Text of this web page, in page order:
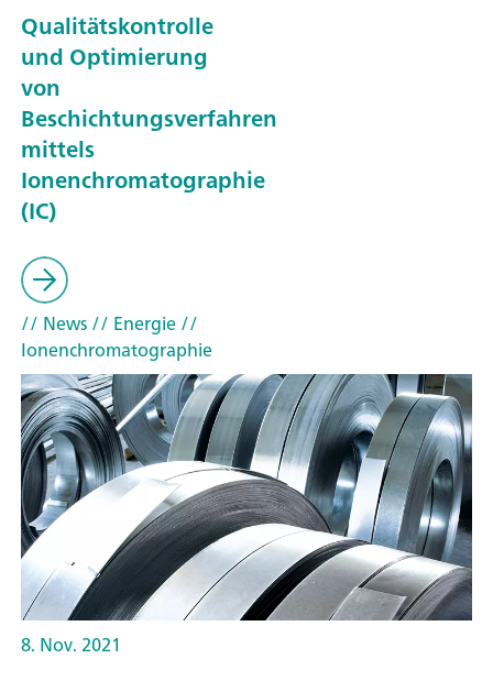
Qualitätskontrolle
und Optimierung
von
Beschichtungsverfahren
mittels
Ionenchromatographie
(IC)
// News// Energie//
Ionenchromatographie
8. Nov. 2021